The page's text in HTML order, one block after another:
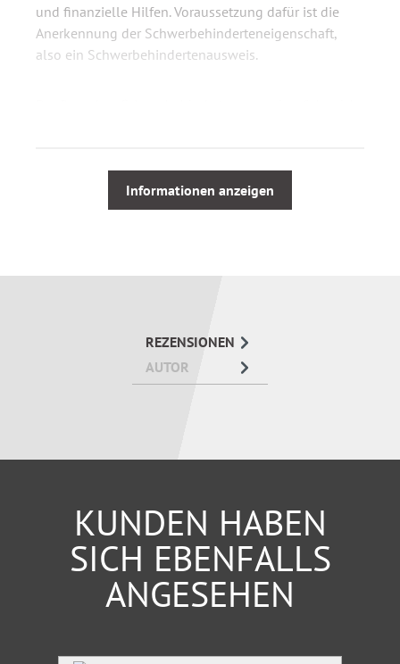
und finanzielle Hilfen. Voraussetzung dafür ist die
Anerkennung der Schwerbehinderteneigenschaft,
also ein Schwerbehindertenausweis.
Welche Vorteile bietet der Besitz eines
Wie läuft die Feststellung durch das
Versorgungsamt ab?
Informationen anzeigen
REZENSIONEN
AUTOR
KUNDEN HABEN
SICH EBENFALLS
ANGESEHEN